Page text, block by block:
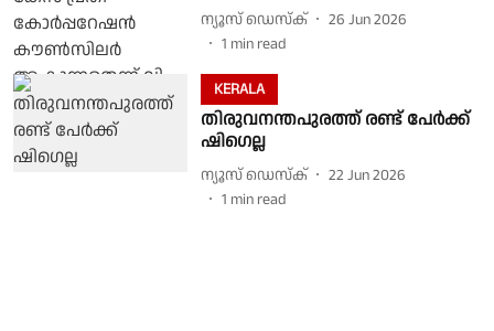
ന്യൂസ് ഡെസ്ക്
26 Jun 2026
1 min read
KERALA
തിരുവനന്തപുരത്ത് രണ്ട് പേർക്ക്
ഷിഗെല്ല
ന്യൂസ് ഡെസ്ക്
22 Jun 2026
1 min read